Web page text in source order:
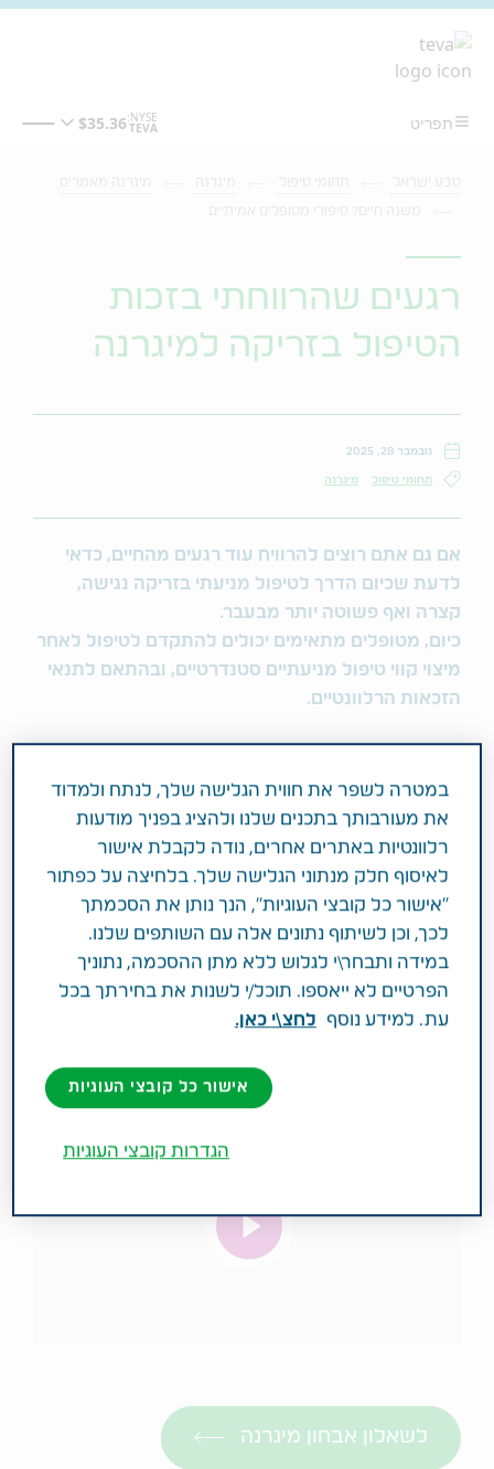
רגעים שהרווחתי בזכות
הטיפול בזריקה למיגרנה
נובמבר 28, 2025
תחומי טיפול מיגרנה
אם גם אתם רוצים להרוויח עוד רגעים מהחיים, כדאי
לדעת שכיום הדרך לטיפול מניעתי בזריקה נגישה,
קצרה ואף פשוטה יותר מבעבר.
כיום, מטופלים מתאימים יכולים להתקדם לטיפול לאחר
מיצוי קווי טיפול מניעתיים סטנדרטיים, ובהתאם לתנאי
הזכאות הרלוונטיים.
המטפל.ת לקבלת מידע נוסף על אפשרויות הטיפול
המניעתי בזריקה.
בסרטונים שלפניכם תוכלו לשמוע סיפורי מטופלים שחוו
שינוי משמעותי בחייהם ומשתפים על התהליך עד
לקבלת הזריקה.
*הזכאות ותנאי מיצוי הטיפול משתנים בהתאם לקופת
החולים ולקריטריונים הרפואיים
לשאלון אבחון מיגרנה
במטרה לשפר את חווית הגלישה שלך, לנתח ולמדוד
את מעורבותך בתכנים שלנו ולהציג בפניך מודעות
רלוונטיות באתרים אחרים, נודה לקבלת אישור
לאיסוף חלק מנתוני הגלישה שלך. בלחיצה על כפתור
"אישור כל קובצי העוגיות", הנך נותן את הסכמתך
לכך, וכן לשיתוף נתונים אלה עם השותפים שלנו.
במידה ותבחר\י לגלוש ללא מתן ההסכמה, נתוניך
הפרטיים לא ייאספו. תוכל/י לשנות את בחירתך בכל
עת. למידע נוסף
לחצ\י כאן.
אישור כל קובצי העוגיות
הגדרות קובצי העוגיות